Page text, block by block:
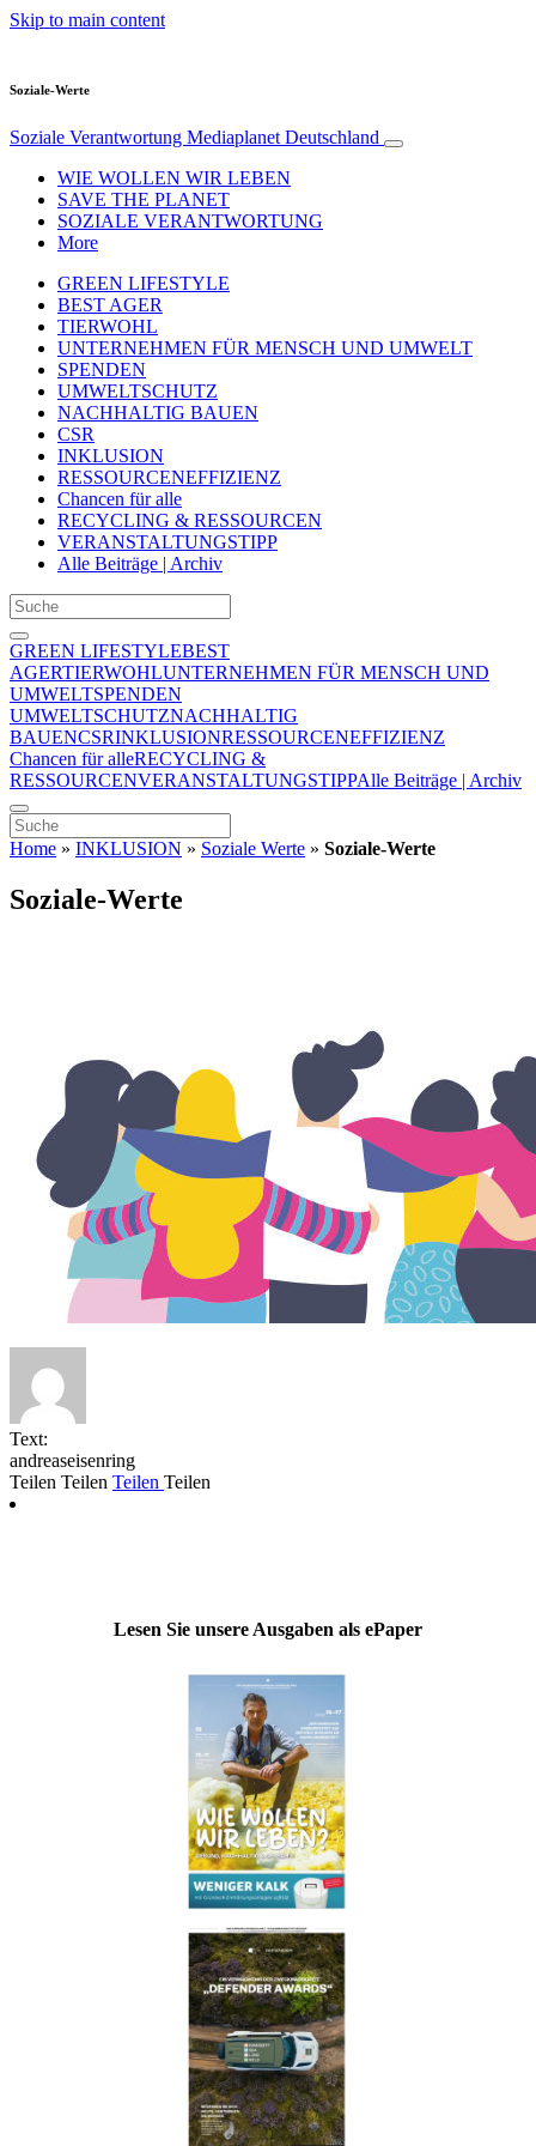
Skip to main content
Soziale-Werte
Soziale Verantwortung Mediaplanet Deutschland
WIE WOLLEN WIR LEBEN
SAVE THE PLANET
SOZIALE VERANTWORTUNG
More
GREEN LIFESTYLE
BEST AGER
TIERWOHL
UNTERNEHMEN FÜR MENSCH UND UMWELT
SPENDEN
UMWELTSCHUTZ
NACHHALTIG BAUEN
CSR
INKLUSION
RESSOURCENEFFIZIENZ
Chancen für alle
RECYCLING & RESSOURCEN
VERANSTALTUNGSTIPP
Alle Beiträge | Archiv
GREEN LIFESTYLEBEST
AGERTIERWOHLUNTERNEHMEN FÜR MENSCH UND
UMWELTSPENDEN
UMWELTSCHUTZNACHHALTIG
BAUENCSRINKLUSIONRESSOURCENEFFIZIENZ
Chancen für alleRECYCLING &
RESSOURCENVERANSTALTUNGSTIPPAlle Beiträge | Archiv
Home » INKLUSION » Soziale Werte » Soziale-Werte
Soziale-Werte
Text:
andreaseisenring
Teilen Teilen Teilen Teilen
Lesen Sie unsere Ausgaben als ePaper